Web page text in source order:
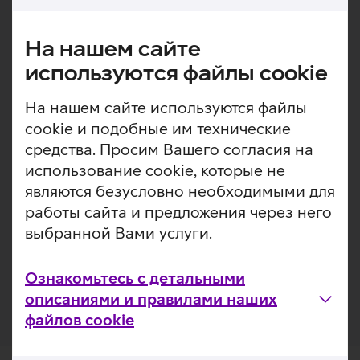
На нашем сайте
используются файлы cookie
На нашем сайте используются файлы
cookie и подобные им технические
средства. Просим Вашего согласия на
использование cookie, которые не
являются безусловно необходимыми для
работы сайта и предложения через него
выбранной Вами услуги.
Ознакомьтесь с детальными
описаниями и правилами наших
файлов cookie
klaviatuuri‑ ja hiirekomplekt, millega saad igapäevased
tööülesanded mugavalt tehtud. Sisseehitatud
energiasäästutehnoloogia pikendab patareide tööiga,
lülitades seadmed kasutuspausi ajal automaatselt
unerežiimile. Klaviatuuril on ruumisäästlik disain ja vaid 11
mm paksune profiil, mis teeb selle mugavalt
kaasaskantavaks nii kodu kui kontori vahel liikudes.
Klaviatuuril on dome‑lülitid, mis muudavad
klahvivajutused pehmeks ja vaikseks.
2.4 GHz juhtmevaba ühendus tagab stabiilse ja
viivituseta kasutuskogemuse.
ulatuses: 800, 1200, 1600 dpi.